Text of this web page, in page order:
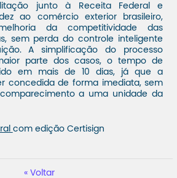
junto à Receita Federal e
ao comércio exterior brasileiro,
da competitividade das
sem perda do controle inteligente
A simplificação do processo
parte dos casos, o tempo de
em mais de 10 dias, já que a
concedida de forma imediata, sem
a uma unidade da
com edição Certisign
Voltar